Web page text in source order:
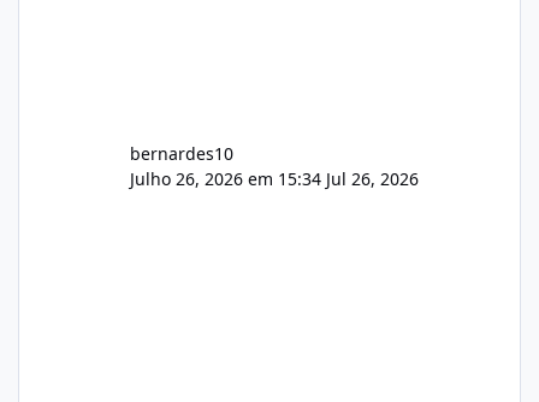
bernardes10
Julho 26, 2026 em 15:34 Jul 26, 2026